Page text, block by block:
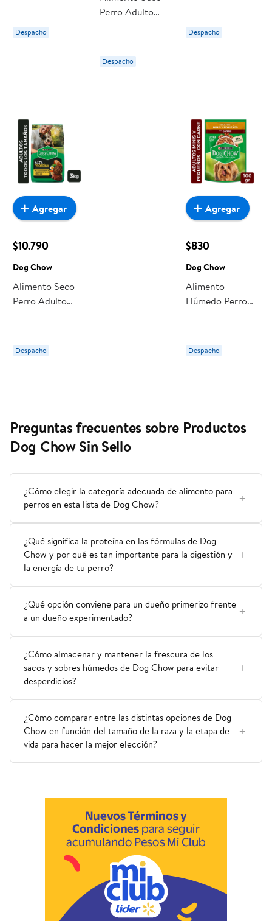
Carne Y Pollo
Bolsa 3 Kg Dog
Despacho
Perro Adulto
kg Dog Chow
Despacho
Dog Chow
Despacho
$10.790
Dog Chow
Alimento Seco
Perro Adulto
Dog Chow
Despacho
Agregar
$830
Dog Chow
Alimento
Húmedo Perro
Carne Pouch 100
g Dog Chow
Despacho
Agregar
Preguntas frecuentes sobre Productos
Dog Chow Sin Sello
¿Cómo elegir la categoría adecuada de alimento para
perros en esta lista de Dog Chow?
¿Qué significa la proteína en las fórmulas de Dog
Chow y por qué es tan importante para la digestión y
la energía de tu perro?
¿Qué opción conviene para un dueño primerizo frente
a un dueño experimentado?
¿Cómo almacenar y mantener la frescura de los
sacos y sobres húmedos de Dog Chow para evitar
desperdicios?
¿Cómo comparar entre las distintas opciones de Dog
Chow en función del tamaño de la raza y la etapa de
vida para hacer la mejor elección?